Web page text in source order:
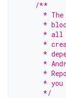
/**
* The
*
* all
*
*
*
*
* you
      */